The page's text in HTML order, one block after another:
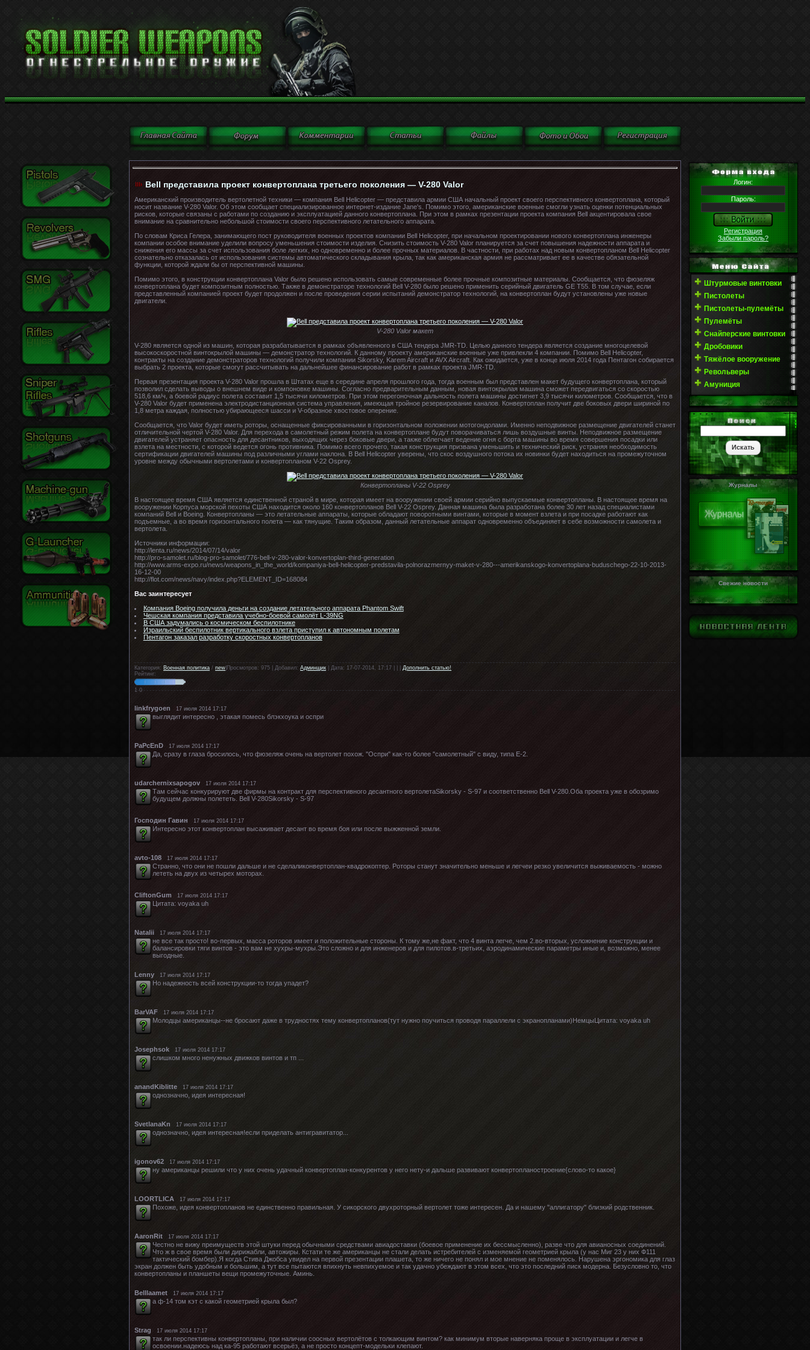
Bell представила проект конвертоплана третьего поколения — V-280 Valor
Американский производитель вертолетной техники — компания Bell Helicopter — представила армии США начальный проект своего перспективного конвертоплана, который
носит название V-280 Valor. Об этом сообщает специализированное интернет-издание Jane's. Помимо этого, американские военные смогли узнать оценки потенциальных
рисков, которые связаны с работами по созданию и эксплуатацией данного конвертоплана. При этом в рамках презентации проекта компания Bell акцентировала свое
внимание на сравнительно небольшой стоимости своего перспективного летательного аппарата.
По словам Криса Гелера, занимающего пост руководителя военных проектов компании Bell Helicopter, при начальном проектировании нового конвертоплана инженеры
компании особое внимание уделили вопросу уменьшения стоимости изделия. Снизить стоимость V-280 Valor планируется за счет повышения надежности аппарата и
снижения его массы за счет использования боле легких, но одновременно и более прочных материалов. В частности, при работах над новым конвертопланом Bell Helicopter
сознательно отказалась от использования системы автоматического складывания крыла, так как американская армия не рассматривает ее в качестве обязательной
функции, которой ждали бы от перспективной машины.
Помимо этого, в конструкции конвертоплана Valor было решено использовать самые современные более прочные композитные материалы. Сообщается, что фюзеляж
конвертоплана будет композитным полностью. Также в демонстраторе технологий Bell V-280 было решено применить серийный двигатель GE T55. В том случае, если
представленный компанией проект будет продолжен и после проведения серии испытаний демонстратор технологий, на конвертоплан будут установлены уже новые
двигатели.
V-280 Valor макет
V-280 является одной из машин, которая разрабатывается в рамках объявленного в США тендера JMR-TD. Целью данного тендера является создание многоцелевой
высокоскоростной винтокрылой машины — демонстратор технологий. К данному проекту американские военные уже привлекли 4 компании. Помимо Bell Helicopter,
контракты на создание демонстраторов технологий получили компании Sikorsky, Karem Aircraft и AVX Aircraft. Как ожидается, уже в конце июля 2014 года Пентагон собирается
выбрать 2 проекта, которые смогут рассчитывать на дальнейшее финансирование работ в рамках проекта JMR-TD.
Первая презентация проекта V-280 Valor прошла в Штатах еще в середине апреля прошлого года, тогда военным был представлен макет будущего конвертоплана, который
позволил сделать выводы о внешнем виде и компоновке машины. Согласно предварительным данным, новая винтокрылая машина сможет передвигаться со скоростью
518,6 км/ч, а боевой радиус полета составит 1,5 тысячи километров. При этом перегоночная дальность полета машины достигнет 3,9 тысячи километров. Сообщается, что в
V-280 Valor будет применена электродистанционная система управления, имеющая тройное резервирование каналов. Конвертоплан получит две боковых двери шириной по
1,8 метра каждая, полностью убирающееся шасси и V-образное хвостовое оперение.
Сообщается, что Valor будет иметь роторы, оснащенные фиксированными в горизонтальном положении мотогондолами. Именно неподвижное размещение двигателей станет
отличительной чертой V-280 Valor. Для перехода в самолетный режим полета на конвертоплане будут поворачиваться лишь воздушные винты. Неподвижное размещение
двигателей устраняет опасность для десантников, выходящих через боковые двери, а также облегчает ведение огня с борта машины во время совершения посадки или
взлета на местности, с которой ведется огонь противника. Помимо всего прочего, такая конструкция призвана уменьшить и технический риск, устраняя необходимость
сертификации двигателей машины под различными углами наклона. В Bell Helicopter уверены, что скос воздушного потока их новинки будет находиться на промежуточном
уровне между обычными вертолетами и конвертопланом V-22 Osprey.
Конвертопланы V-22 Osprey
В настоящее время США является единственной страной в мире, которая имеет на вооружении своей армии серийно выпускаемые конвертопланы. В настоящее время на
вооружении Корпуса морской пехоты США находится около 160 конвертопланов Bell V-22 Osprey. Данная машина была разработана более 30 лет назад специалистами
компаний Bell и Boeing. Конвертопланы — это летательные аппараты, которые обладают поворотными винтами, которые в момент взлета и при посадке работают как
подъемные, а во время горизонтального полета — как тянущие. Таким образом, данный летательные аппарат одновременно объединяет в себе возможности самолета и
вертолета.
Источники информации:
http://lenta.ru/news/2014/07/14/valor
http://pro-samolet.ru/blog-pro-samolet/776-bell-v-280-valor-konvertoplan-third-generation
http://www.arms-expo.ru/news/weapons_in_the_world/kompaniya-bell-helicopter-predstavila-polnorazmernyy-maket-v-280---amerikanskogo-konvertoplana-buduschego-22-10-2013-
16-12-00
http://flot.com/news/navy/index.php?ELEMENT_ID=168084
Вас заинтересует
Компания Boeing получила деньги на создание летательного аппарата Phantom Swift
Чешская компания представила учебно-боевой самолёт L-39NG
В США задумались о космическом беспилотнике
Израильский беспилотник вертикального взлета приступил к автономным полетам
Пентагон заказал разработку скоростных конвертопланов
Категория: Военная политика / new |Просмотров: 975 | Добавил: Админщик | Дата: 17-07-2014, 17:17 | | | Дополнить статью!
Рейтинг:
1 0
linkfrygoen 17 июля 2014 17:17
выглядит интересно , этакая помесь блэкхоука и оспри
PaPcEnD 17 июля 2014 17:17
Да, сразу в глаза бросилось, что фюзеляж очень на вертолет похож. "Оспри" как-то более "самолетный" с виду, типа Е-2.
udarchernixsapogov 17 июля 2014 17:17
Там сейчас конкурируют две фирмы на контракт для перспективного десантного вертолетаSikorsky - S-97 и соответственно Bell V-280.Оба проекта уже в обозримо
будущем должны полететь. Bell V-280Sikorsky - S-97
Господин Гавин 17 июля 2014 17:17
Интересно этот конвертоплан высаживает десант во время боя или после выжженной земли.
avto-108 17 июля 2014 17:17
Странно, что они не пошли дальше и не сделаликонвертоплан-квадрокоптер. Роторы станут значительно меньше и легчеи резко увеличится выживаемость - можно
лететь на двух из четырех моторах.
CliftonGum 17 июля 2014 17:17
Цитата: voyaka uh
Natalii 17 июля 2014 17:17
не все так просто! во-первых, масса роторов имеет и положительные стороны. К тому же,не факт, что 4 винта легче, чем 2.во-вторых, усложнение конструкции и
балансировки тяги винтов - это вам не хухры-мухры.Это сложно и для инженеров и для пилотов.в-третьих, аэродинамические параметры иные и, возможно, менее
выгодные.
Lenny 17 июля 2014 17:17
Но надежность всей конструкции-то тогда упадет?
BarVAF 17 июля 2014 17:17
Молодцы американцы--не бросают даже в трудностях тему конвертопланов(тут нужно поучиться проводя параллели с экранопланами)НемцыЦитата: voyaka uh
Josephsok 17 июля 2014 17:17
слишком много ненужных движков винтов и тп ...
anandKiblitte 17 июля 2014 17:17
однозначно, идея интересная!
SvetlanaKn 17 июля 2014 17:17
однозначно, идея интересная!если приделать антигравитатор...
igonov62 17 июля 2014 17:17
ну американцы решили что у них очень удачный конвертоплан-конкурентов у него нету-и дальше развивают конвертопланостроение{слово-то какое}
LOORTLICA 17 июля 2014 17:17
Похоже, идея конвертопланов не единственно правильная. У сикорского двухроторный вертолет тоже интересен. Да и нашему "аллигатору" близкий родственник.
AaronRit 17 июля 2014 17:17
Честно не вижу преимуществ этой штуки перед обычными средствами авиадоставки (боевое применение их бессмысленно), разве что для авианосных соединений.
Что ж в свое время были дирижабли, автожиры. Кстати те же американцы не стали делать истребителей с изменяемой геометрией крыла (у нас Миг 23 у них Ф111
тактический бомбер).Я когда Стива Джобса увидел на первой презентации плашета, то же ничего не понял и мое мнение не поменялось. Нарушена эргономика для глаз
экран должен быть удобным и большим, а тут все пытаются впихнуть невпихуемое и так удачно убеждают в этом всех, что это последний писк модерна. Безусловно то, что
конвертопланы и планшеты вещи промежуточные. Аминь.
Belllaamet 17 июля 2014 17:17
а ф-14 том кэт с какой геометрией крыла был?
Strag 17 июля 2014 17:17
так ли перспективны конвертопланы, при наличии соосных вертолётов с толкающим винтом? как минимум вторые наверняка проще в эксплуатации и легче в
освоении.надеюсь над ка-95 работают всерьёз, а не просто концепт-модельки клепают.
Логин:
Пароль:
Регистрация
Забыли пароль?
Штурмовые винтовки
Пистолеты
Пистолеты-пулемёты
Пулемёты
Снайперские винтовки
Дробовики
Тяжёлое вооружение
Револьверы
Амуниция
Журналы
Свежие новости